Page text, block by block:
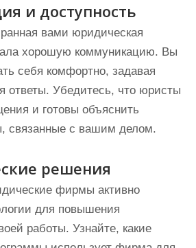
и доступность
вами юридическая
хорошую коммуникацию. Вы
себя комфортно, задавая
ответы. Убедитесь, что юристы
и готовы объяснить
связанные с вашим делом.
решения
фирмы активно
для повышения
работы. Узнайте, какие